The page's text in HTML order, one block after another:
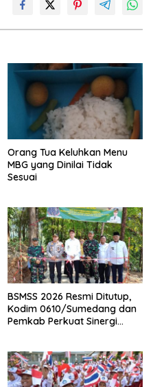
Orang Tua Keluhkan Menu
MBG yang Dinilai Tidak
Sesuai
BSMSS 2026 Resmi Ditutup,
Kodim 0610/Sumedang dan
Pemkab Perkuat Sinergi